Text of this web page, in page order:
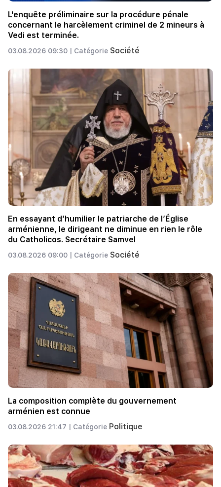
L'enquête préliminaire sur la procédure pénale
concernant le harcèlement criminel de 2 mineurs à
Vedi est terminée.
03.08.2026 09:30 | Catégorie Société
En essayant d’humilier le patriarche de l’Église
arménienne, le dirigeant ne diminue en rien le rôle
du Catholicos. Secrétaire Samvel
03.08.2026 09:00 | Catégorie Société
La composition complète du gouvernement
arménien est connue
03.08.2026 21:47 | Catégorie Politique